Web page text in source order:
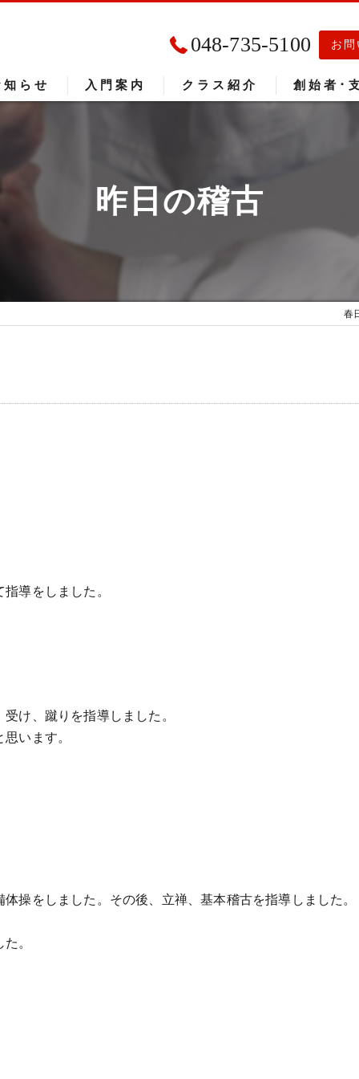
048-735-5100 お
知らせ 入門案内 クラス紹介 創始者･
昨日の稽古
春
導をしました。
け、蹴りを指導しました。
います。
操をしました。その後、立禅、基本稽古を指導しました。
。